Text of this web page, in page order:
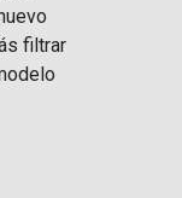
filtrar